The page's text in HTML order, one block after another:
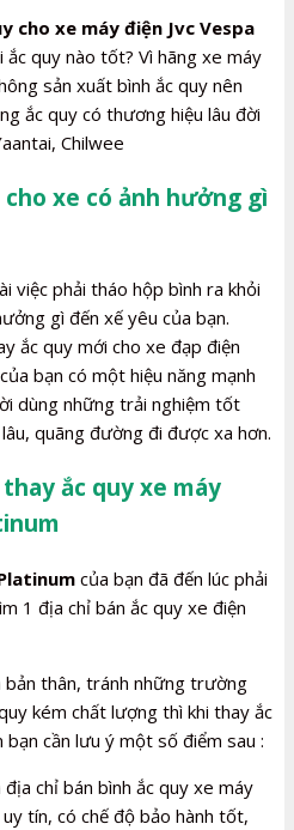
cho xe máy điện Jvc Vespa
ắc quy nào tốt? Vì hãng xe máy
sản xuất bình ắc quy nên
ắc quy có thương hiệu lâu đời
Chilwee
xe có ảnh hưởng gì
việc phải tháo hộp bình ra khỏi
gì đến xế yêu của bạn.
ắc quy mới cho xe đạp điện
bạn có một hiệu năng mạnh
dùng những trải nghiệm tốt
quãng đường đi được xa hơn.
ắc quy xe máy
của bạn đã đến lúc phải
1 địa chỉ bán ắc quy xe điện
thân, tránh những trường
kém chất lượng thì khi thay ắc
cần lưu ý một số điểm sau :
chỉ bán bình ắc quy xe máy
tín, có chế độ bảo hành tốt,